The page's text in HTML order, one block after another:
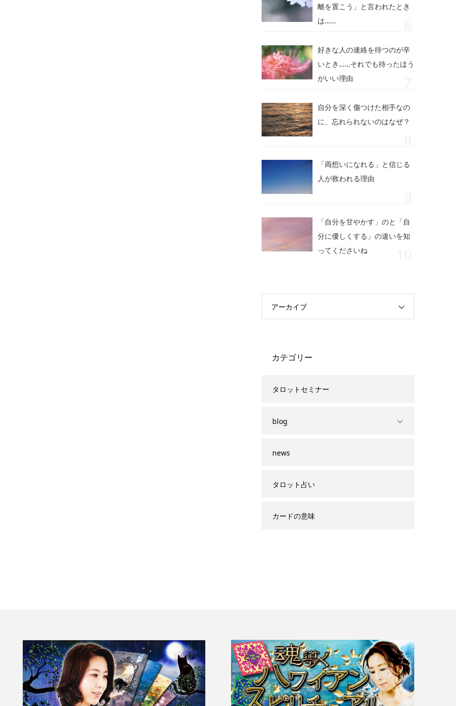
離を置こう」と言われたとき
は……
好きな人の連絡を待つのが辛
いとき……それでも待ったほう
がいい理由
自分を深く傷つけた相手なの
に、忘れられないのはなぜ？
「両想いになれる」と信じる
人が救われる理由
「自分を甘やかす」のと「自
分に優しくする」の違いを知
ってくださいね
アーカイブ
カテゴリー
タロットセミナー
blog
news
タロット占い
カードの意味